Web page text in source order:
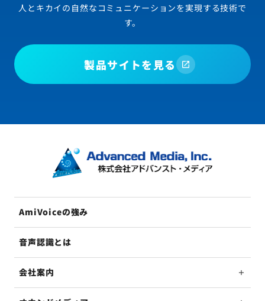
人とキカイの自然なコミュニケーションを実現する技術で
す。
製品サイトを見る
AmiVoiceの強み
音声認識とは
会社案内